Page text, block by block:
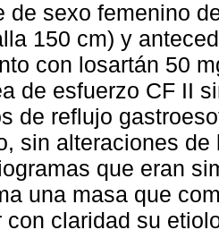
de sexo femenino
150 cm) y
con losartán 50
de esfuerzo CF II
de reflujo
sin alteraciones
que eran
una masa que
con claridad su